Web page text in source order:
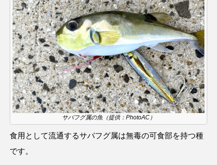
イリエワニ イワナ インドネシア
ウツボ ウナギ ウバザメ
ウマヅラハギ ウミウシ エイ
エゾアイナメ エッセイ オオカミウオ
オオグソクムシ オオサンショウウオ
オショロコマ オスカー オタリア
サバフグ属の魚（提供：PhotoAC）
食用として流通するサバフグ属は無毒の可食部を持つ種
です。